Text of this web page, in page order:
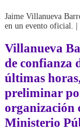
Jaime Villanueva
en un evento oficial. |
Villanueva
de confianza
últimas
preliminar
organización
Ministerio